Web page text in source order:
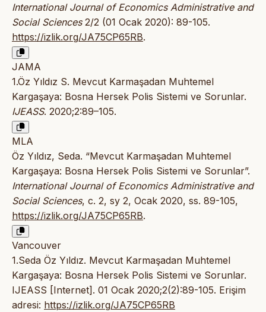
International Journal of Economics Administrative and
Social Sciences2/2 (01 Ocak 2020): 89-105.
https://izlik.org/JA75CP65RB.
JAMA
1.Öz Yıldız S. Mevcut Karmaşadan Muhtemel
Kargaşaya: Bosna Hersek Polis Sistemi ve Sorunlar.
IJEASS. 2020;2:89–105.
MLA
Öz Yıldız, Seda. “Mevcut Karmaşadan Muhtemel
Kargaşaya: Bosna Hersek Polis Sistemi ve Sorunlar”.
International Journal of Economics Administrative and
Social Sciences, c. 2, sy 2, Ocak 2020, ss. 89-105,
https://izlik.org/JA75CP65RB.
Vancouver
1.Seda Öz Yıldız. Mevcut Karmaşadan Muhtemel
Kargaşaya: Bosna Hersek Polis Sistemi ve Sorunlar.
IJEASS [Internet]. 01 Ocak 2020;2(2):89-105. Erişim
adresi: https://izlik.org/JA75CP65RB